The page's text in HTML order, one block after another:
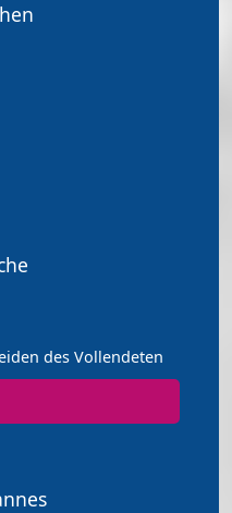
des Vollendeten